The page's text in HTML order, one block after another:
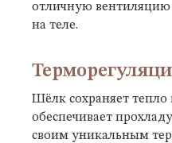
отличную
на теле.
Шёлк сохраняет
обеспечивает
своим уникальным